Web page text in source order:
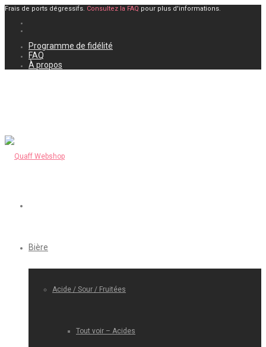
Frais de ports dégressifs. Consultez la FAQ pour plus d'informations.
Programme de fidélité
FAQ
À propos
Bière
Acide / Sour / Fruitées
Tout voir – Acides